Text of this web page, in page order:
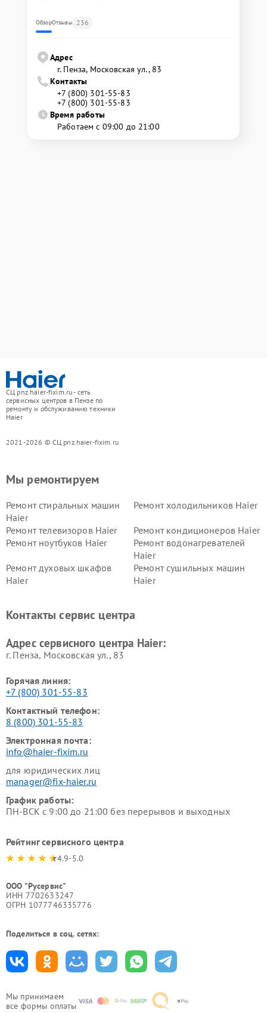
ОбзорОтзывы 236
Адрес
г. Пенза, Московская ул., 83
Контакты
+7 (800) 301-55-83
+7 (800) 301-55-83
Время работы
Работаем с 09:00 до 21:00
СЦ pnz.haier-fixim.ru - сеть
сервисных центров в Пензе по
ремонту и обслуживанию техники
Haier
2021-2026 © СЦ pnz.haier-fixim.ru
Мы принимаем
все формы оплаты
Мы ремонтируем
Ремонт стиральных машин
Haier
Ремонт холодильников Haier
Ремонт телевизоров Haier
Ремонт кондиционеров Haier
Ремонт ноутбуков Haier
Ремонт водонагревателей
Haier
Ремонт духовых шкафов
Haier
Ремонт сушильных машин
Haier
Ремонт роботов-пылесосов
Ремонт посудомоечных
Контакты сервис центра
Адрес сервисного центра Haier:
г. Пенза, Московская ул., 83
Горячая линия:
+7 (800) 301-55-83
Контактный телефон:
8 (800) 301-55-83
Электронная почта:
info@haier-fixim.ru
для юридических лиц
manager@fix-haier.ru
График работы:
ПН-ВСК с 9:00 до 21:00 без перерывов и выходных
Рейтинг сервисного центра
4.9-5.0
ООО "Русервис"
ИНН 7702633247
ОГРН 1077746335776
Поделиться в соц. сетях: